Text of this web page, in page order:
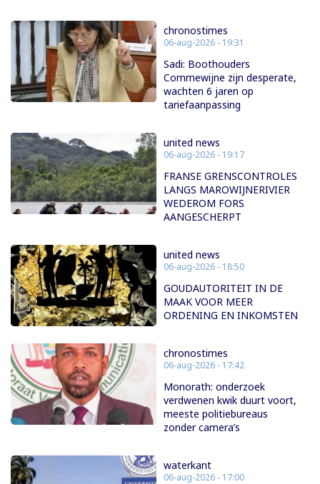
chronostimes
06-aug-2026 - 19:31
Sadi: Boothouders
Commewijne zijn desperate,
wachten 6 jaren op
tariefaanpassing
united news
06-aug-2026 - 19:17
FRANSE GRENSCONTROLES
LANGS MAROWIJNERIVIER
WEDEROM FORS
AANGESCHERPT
united news
06-aug-2026 - 18:50
GOUDAUTORITEIT IN DE
MAAK VOOR MEER
ORDENING EN INKOMSTEN
chronostimes
06-aug-2026 - 17:42
Monorath: onderzoek
verdwenen kwik duurt voort,
meeste politiebureaus
zonder camera’s
waterkant
06-aug-2026 - 17:00